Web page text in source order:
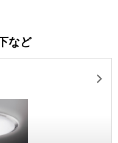
など